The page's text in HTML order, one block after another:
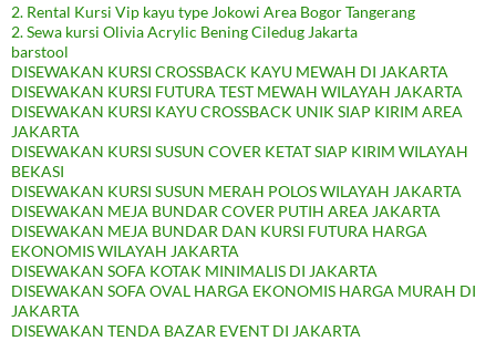
2. Rental Kursi Vip kayu type Jokowi Area Bogor Tangerang
2. Sewa kursi Olivia Acrylic Bening Ciledug Jakarta
barstool
DISEWAKAN KURSI CROSSBACK KAYU MEWAH DI JAKARTA
DISEWAKAN KURSI FUTURA TEST MEWAH WILAYAH JAKARTA
DISEWAKAN KURSI KAYU CROSSBACK UNIK SIAP KIRIM AREA
JAKARTA
DISEWAKAN KURSI SUSUN COVER KETAT SIAP KIRIM WILAYAH
BEKASI
DISEWAKAN KURSI SUSUN MERAH POLOS WILAYAH JAKARTA
DISEWAKAN MEJA BUNDAR COVER PUTIH AREA JAKARTA
DISEWAKAN MEJA BUNDAR DAN KURSI FUTURA HARGA
EKONOMIS WILAYAH JAKARTA
DISEWAKAN SOFA KOTAK MINIMALIS DI JAKARTA
DISEWAKAN SOFA OVAL HARGA EKONOMIS HARGA MURAH DI
JAKARTA
DISEWAKAN TENDA BAZAR EVENT DI JAKARTA